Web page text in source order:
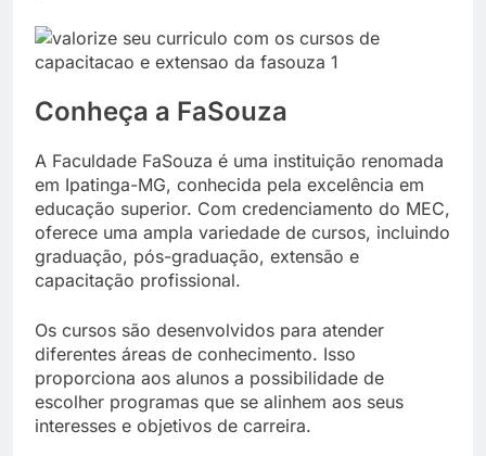
Conheça a FaSouza
A Faculdade FaSouza é uma instituição renomada
em Ipatinga-MG, conhecida pela excelência em
educação superior. Com credenciamento do MEC,
oferece uma ampla variedade de cursos, incluindo
graduação, pós-graduação, extensão e
capacitação profissional.
Os cursos são desenvolvidos para atender
diferentes áreas de conhecimento. Isso
proporciona aos alunos a possibilidade de
escolher programas que se alinhem aos seus
interesses e objetivos de carreira.